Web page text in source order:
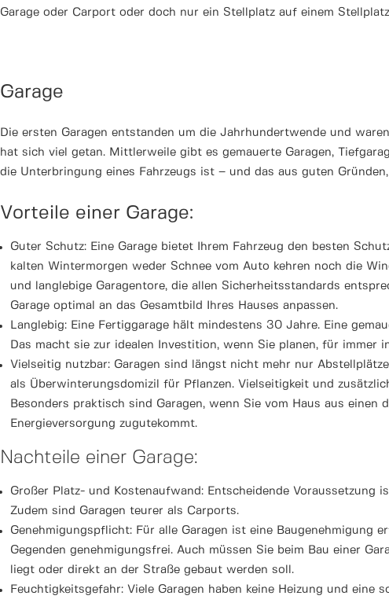
Garage oder Carport oder doch nur ein Stellplatz auf einem
Garage
Die ersten Garagen entstanden um die Jahrhundertwende und
hat sich viel getan. Mittlerweile gibt es gemauerte Garagen,
die Unterbringung eines Fahrzeugs ist – und das aus guten
Vorteile einer Garage:
Guter Schutz: Eine Garage bietet Ihrem Fahrzeug den besten
kalten Wintermorgen weder Schnee vom Auto kehren noch die
und langlebige Garagentore, die allen Sicherheitsstandards
Garage optimal an das Gesamtbild Ihres Hauses anpassen.
Langlebig: Eine Fertiggarage hält mindestens 30 Jahre. Eine
Das macht sie zur idealen Investition, wenn Sie planen, für
Vielseitig nutzbar: Garagen sind längst nicht mehr nur
als Überwinterungsdomizil für Pflanzen. Vielseitigkeit und
Besonders praktisch sind Garagen, wenn Sie vom Haus aus
Energieversorgung zugutekommt.
Nachteile einer Garage:
Großer Platz- und Kostenaufwand: Entscheidende Voraussetzung
Zudem sind Garagen teurer als Carports.
Genehmigungspflicht: Für alle Garagen ist eine Baugenehmigung
Gegenden genehmigungsfrei. Auch müssen Sie beim Bau einer
liegt oder direkt an der Straße gebaut werden soll.
Feuchtigkeitsgefahr: Viele Garagen haben keine Heizung und